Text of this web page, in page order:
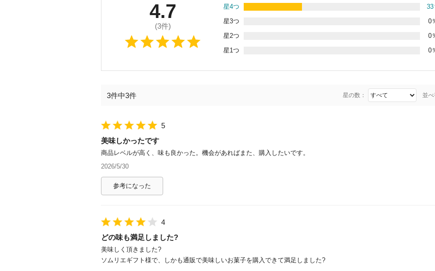
4.7
(3件)
星4つ
33
星3つ
0
星2つ
0
星1つ
0
3件中3件 星の数： 並
5
美味しかったです
商品レベルが高く、味も良かった。機会があればまた、購入したいです。
2026/5/30
参考になった
4
どの味も満足しました?
美味しく頂きました?
ソムリエギフト様で、しかも通販で美味しいお菓子を購入できて満足しました?